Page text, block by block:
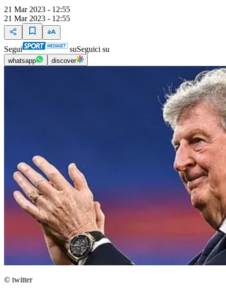
21 Mar 2023 - 12:55
21 Mar 2023 - 12:55
Segui suSeguici su
whatsapp discover
© twitter